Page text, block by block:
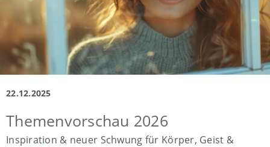
22.12.2025
Themenvorschau 2026
Inspiration & neuer Schwung für Körper, Geist &